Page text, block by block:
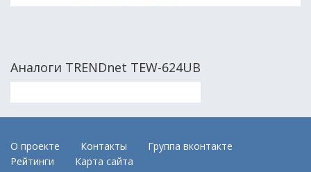
Аналоги TRENDnet TEW-624UB
О проекте Контакты
Группа вконтакте
Рейтинги
Карта сайта